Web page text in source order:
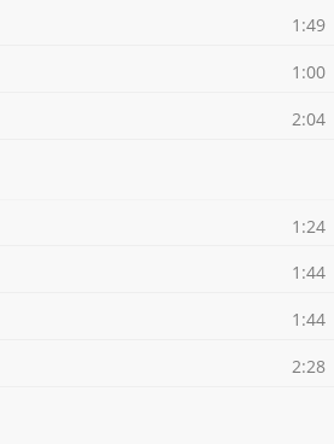
1:49
1:00
2:04
1:24
1:44
1:44
2:28